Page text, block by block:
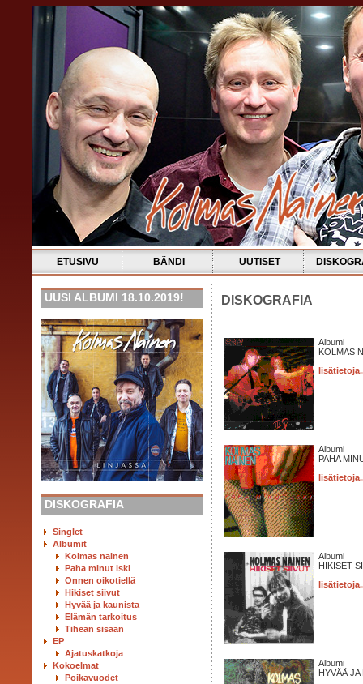
ETUSIVU BÄNDI UUTISET
UUSI ALBUMI 18.10.2019!
DISKOGRAFIA
Singlet
Albumit
Kolmas nainen
Paha minut iski
Onnen oikotiellä
Hikiset siivut
Hyvää ja kaunista
Elämän tarkoitus
Tiheän sisään
EP
Ajatuskatkoja
Kokoelmat
Poikavuodet
DISKOGRAFIA
Albumi
KOLMAS
Albumi
PAHA
Albumi
HIKISET
Albumi
HYVÄÄ